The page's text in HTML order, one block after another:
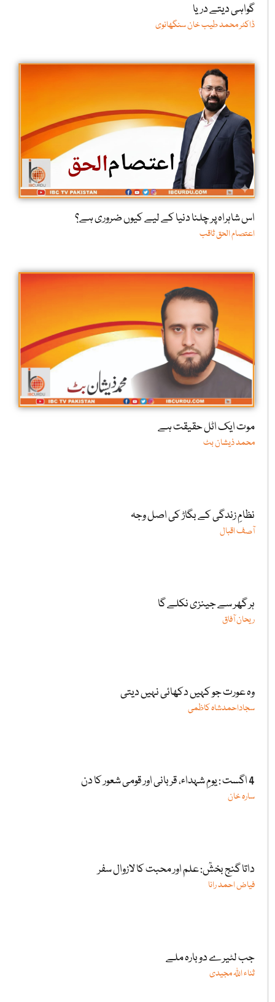
گواہی دیتے دریا
ڈاکٹر محمد طیب خان سنگھانوی
اس شاہراہ پر چلنا دنیا کے لیے کیوں ضروری ہے؟
اعتصام الحق ثاقب
موت ایک اٹل حقیقت ہے
محمد ذیشان بٹ
نظامِ زندگی کے بگاڑ کی اصل وجہ
آصف اقبال
ہر گھر سے جینزی نکلے گا
ریحان آفاق
وہ عورت جو کہیں دکھائی نہیں دیتی
سجاداحمدشاہ کاظمی
4 اگست : یومِ شہداء، قربانی اور قومی شعور کا دن
سارہ خان
داتا گنج بخشؒ: علم اور محبت کا لازوال سفر
فیاض احمد رانا
جب لٹیرے دوبارہ ملے
ثناء اللّٰہ مجیدی